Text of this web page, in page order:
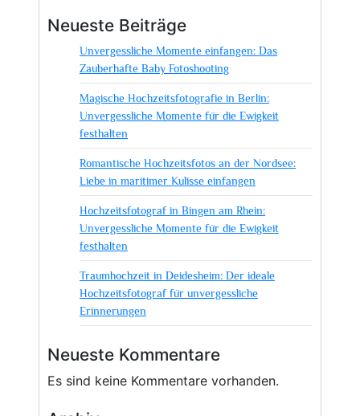
Neueste Beiträge
Unvergessliche Momente einfangen: Das
Zauberhafte Baby Fotoshooting
Magische Hochzeitsfotografie in Berlin:
Unvergessliche Momente für die Ewigkeit
festhalten
Romantische Hochzeitsfotos an der Nordsee:
Liebe in maritimer Kulisse einfangen
Hochzeitsfotograf in Bingen am Rhein:
Unvergessliche Momente für die Ewigkeit
festhalten
Traumhochzeit in Deidesheim: Der ideale
Hochzeitsfotograf für unvergessliche
Erinnerungen
Neueste Kommentare
Es sind keine Kommentare vorhanden.